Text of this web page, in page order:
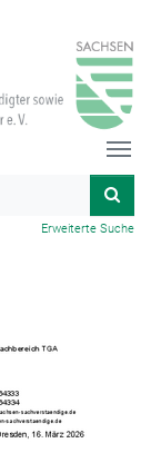
Erweiterte Suche